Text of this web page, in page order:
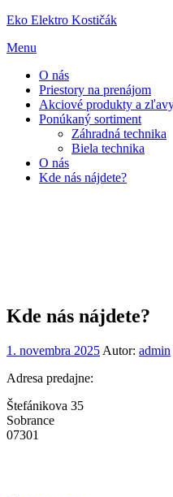
Preskočiť
obsah
Eko Elektro Kostičák
Menu
O nás
Priestory na prenájom
Akciové produkty a
Ponúkaný sortiment
Záhradná technika
Biela technika
O nás
Kde nás nájdete?
Kde nás nájdete?
1. novembra 2025 Autor: admin
Adresa predajne:
Štefánikova 35
Sobrance
07301